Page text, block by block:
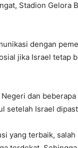
Stadion Gelora
dengan
jika Israel tetap
dan
setelah Israel
yang terbaik,